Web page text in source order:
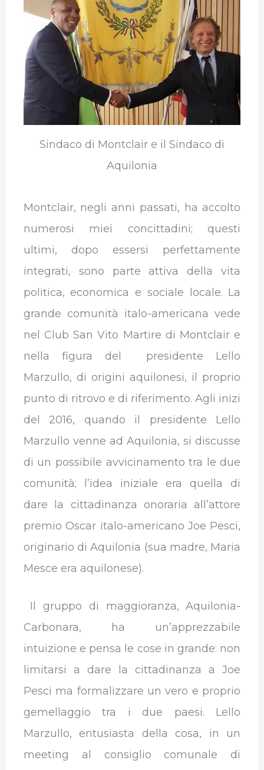
Sindaco di Montclair e il Sindaco di
Aquilonia
Montclair, negli anni passati, ha accolto
numerosi miei concittadini; questi
ultimi, dopo essersi perfettamente
integrati, sono parte attiva della vita
politica, economica e sociale locale. La
grande comunità italo-americana vede
nel Club San Vito Martire di Montclair e
nella figura del presidente Lello
Marzullo, di origini aquilonesi, il proprio
punto di ritrovo e di riferimento. Agli inizi
del 2016, quando il presidente Lello
Marzullo venne ad Aquilonia, si discusse
di un possibile avvicinamento tra le due
comunità; l’idea iniziale era quella di
dare la cittadinanza onoraria all’attore
premio Oscar italo-americano Joe Pesci,
originario di Aquilonia (sua madre, Maria
Mesce era aquilonese).
Il gruppo di maggioranza, Aquilonia-
Carbonara, ha un’apprezzabile
intuizione e pensa le cose in grande: non
limitarsi a dare la cittadinanza a Joe
Pesci ma formalizzare un vero e proprio
gemellaggio tra i due paesi. Lello
Marzullo, entusiasta della cosa, in un
meeting al consiglio comunale di